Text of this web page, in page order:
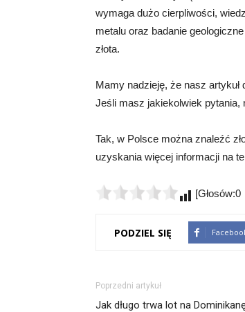
wymaga dużo cierpliwości,
metalu oraz badanie
złota.
Mamy nadzieję, że nasz artykuł
Jeśli masz jakiekolwiek pytania,
Tak, w Polsce można znaleźć
uzyskania więcej informacji na
PODZIEL SIĘ
Poprzedni artykuł
Jak długo trwa lot na